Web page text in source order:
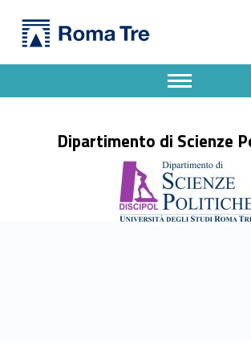
AVVISO IMPORTANTE: PRENOTAZIONE TEST VALUTATIVO DI LINGUA STRANIERA - CLA - Dipartimento di Scienze Politiche
Dipartimento di Scienze
Apri il menu secondario
Header info sidebar